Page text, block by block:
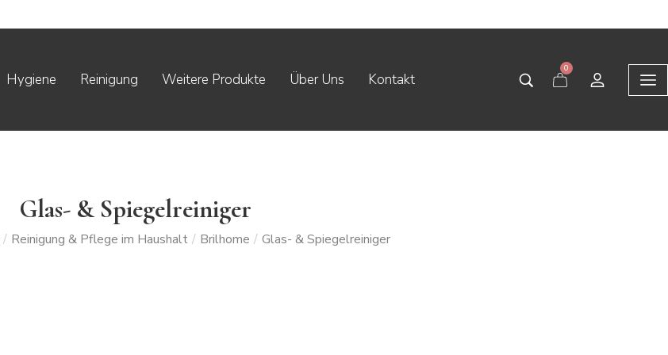
Hygiene Reinigung Weitere Produkte Über Uns Kontakt
0
Glas- & Spiegelreiniger
/ Reinigung & Pflege im Haushalt / Brilhome / Glas- & Spiegelreiniger